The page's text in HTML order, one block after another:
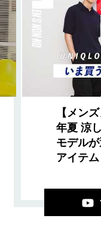
【メン
年夏 涼
モデル
アイテム